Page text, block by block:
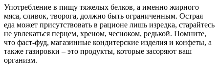
Употребление в пищу тяжелых белков, а именно жирного
мяса, сливок, творога, должно быть ограниченным. Острая
еда может присутствовать в рационе лишь изредка, старайтесь
не увлекаться перцем, хреном, чесноком, редькой. Помните,
что фаст-фуд, магазинные кондитерские изделия и конфеты, а
также газировки – это продукты, которые засоряют ваш
организм.